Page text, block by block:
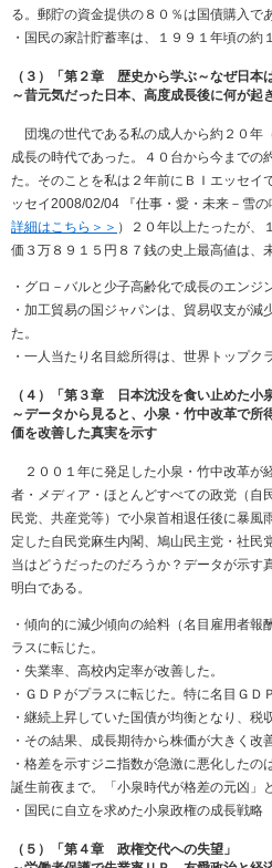
る。郵貯の資金提供の８０％は国債購入で
・国民の家計貯蓄率は、１９９１年頃の約
（３）「第２章 歴史から学ぶ～なぜ日本
～昔元気だった日本、高度成長後に何が起
団塊の世代である私の成人から約２０年
成長の時代であった。４０台から今までの
た。そのことを私は２年前にＢＩエッセイ
ッセイ2008/02/04 『仕事・愛・未来－雪の
詳細はこちら＞＞ ）２０年以上たったが、
価３万８９１５円８７銭の史上最高値は、
・グロ－バルと少子高齢化で成長のエンジ
・加工貿易の国ジャパンは、貿易収支が減
た。
・一人当たり名目総所得は、世界トップク
（４）「第３章 日本沈没を食い止めた小
～データから見ると、小泉・竹中改革で所
価を改善した真実を示す
２００１年に発足した小泉・竹中改革が
者・メディア・ほとんどすべての政党（自
民党、共産党等）で小泉首相退任後に暴風
定した自民党麻生内閣、鳩山民主党・社民
当はどうだったのだろうか？データが示す
明白である。
・傾向的に減少傾向の給料（名目雇用者
ラスに転じた。
・失業率、高校内定率が改善した。
・ＧＤＰがプラスに転じた。特に名目ＧＤ
・継続上昇していた国債が均衡となり、税
・その結果、成長期待から株価が大きく改
・格差を示すジニ指数が急激に悪化した
誕生前夜まで。「小泉時代が格差の元凶」
・国民に自立を求めた小泉政権の成長戦略
（５）「第４章 政権交代への失望」